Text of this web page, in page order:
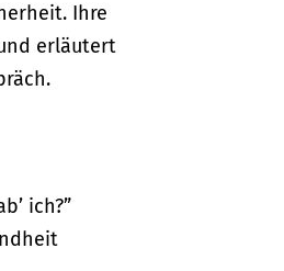
Ihre
erläutert
ich?”